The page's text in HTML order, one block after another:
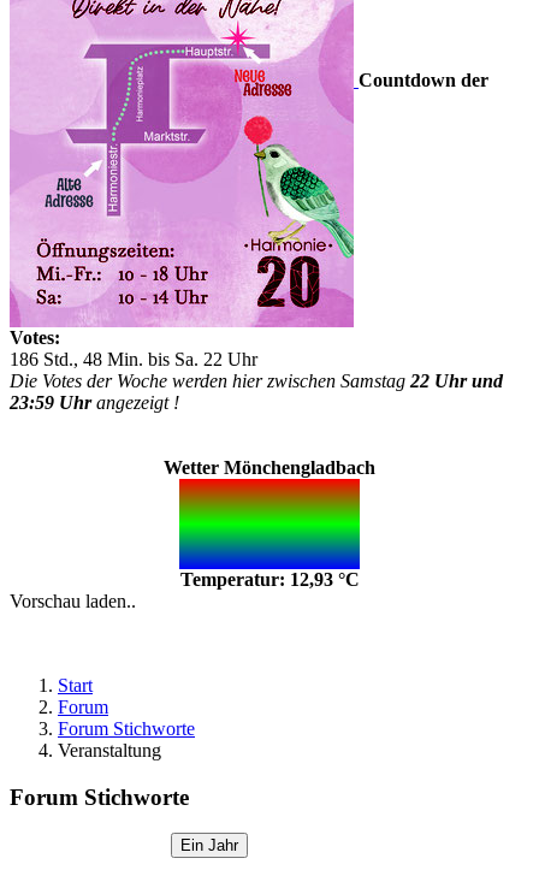
Countdown der
Votes:
186 Std., 48 Min. bis Sa. 22 Uhr
Die Votes der Woche werden hier zwischen Samstag 22 Uhr und
23:59 Uhrangezeigt !
Wetter Mönchengladbach
Temperatur: 12,93 °C
Vorschau laden..
Start
Forum
Forum Stichworte
Veranstaltung
Forum Stichworte
Ein Jahr